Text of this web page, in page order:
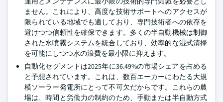
ません。これにより、高度な技術サポートへのアクセスが
限られている地域でも適しており、専門技術者への依存を
避けつつ信頼性を確保できます。多くの半自動機械は制御
された水噴霧システムを統合しており、効率的な湿式清掃
を可能にしつつ水の浪費を最小限に抑えます。
自動化セグメントは2025年に36.49%の市場シェアを占める
と予想されています。これは、数百エーカーにわたる大規
模ソーラー発電所にとって不可欠だからです。これらの農
場は、時間と労働力の制約のため、手動または半自動方式